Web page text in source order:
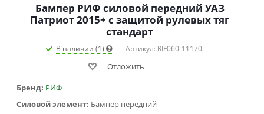
Бампер РИФ силовой передний УАЗ
Патриот 2015+ с защитой рулевых тяг
стандарт
В наличии (1) Артикул: RIF060-11170
Отложить
Бренд: РИФ
Силовой элемент: Бампер передний